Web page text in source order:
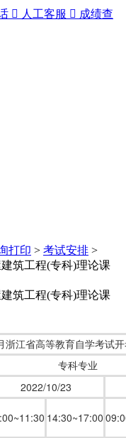
 人工客服  成绩查
打印 > 考试安排 >
筑工程(专科)理论课
筑工程(专科)理论课
浙江省高等教育自学考试
专科专业
2022/10/23
14:30~17:00